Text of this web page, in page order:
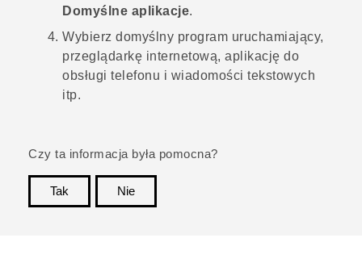
Domyślne aplikacje.
Wybierz domyślny program uruchamiający,
przeglądarkę internetową, aplikację do
obsługi telefonu i wiadomości tekstowych
itp.
Czy ta informacja była pomocna?
Tak
Nie